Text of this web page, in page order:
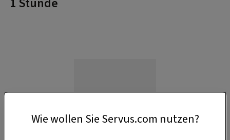
Wie wollen Sie Servus.com nutzen?